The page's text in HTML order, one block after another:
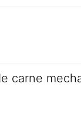
carne